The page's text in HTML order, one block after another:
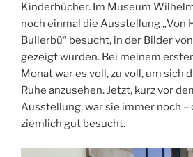
Kinderbücher. Im Museum
noch einmal die Ausstellung „Von
Bullerbü“ besucht, in der Bilder
gezeigt wurden. Bei meinem
Monat war es voll, zu voll, um sich
Ruhe anzusehen. Jetzt, kurz vor
Ausstellung, war sie immer noch –
ziemlich gut besucht.